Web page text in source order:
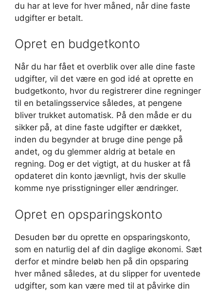
du har at leve for hver måned, når dine faste
udgifter er betalt.
Opret en budgetkonto
Når du har fået et overblik over alle dine faste
udgifter, vil det være en god idé at oprette en
budgetkonto, hvor du registrerer dine regninger
til en betalingsservice således, at pengene
bliver trukket automatisk. På den måde er du
sikker på, at dine faste udgifter er dækket,
inden du begynder at bruge dine penge på
andet, og du glemmer aldrig at betale en
regning. Dog er det vigtigt, at du husker at få
opdateret din konto jævnligt, hvis der skulle
komme nye prisstigninger eller ændringer.
Opret en opsparingskonto
Desuden bør du oprette en opsparingskonto,
som en naturlig del af din daglige økonomi. Sæt
derfor et mindre beløb hen på din opsparing
hver måned således, at du slipper for uventede
udgifter, som kan være med til at påvirke din